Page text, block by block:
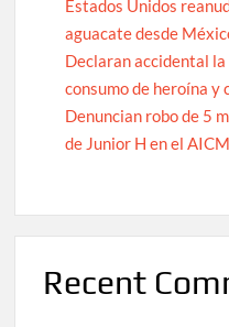
Estados Unidos
aguacate desde
Declaran accidental
consumo de heroína y
Denuncian robo de 5
de Junior H en el AICM
Recent